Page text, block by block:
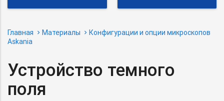
Главная Материалы
Конфигурации и опции микроскопов
Askania
Устройство темного
поля